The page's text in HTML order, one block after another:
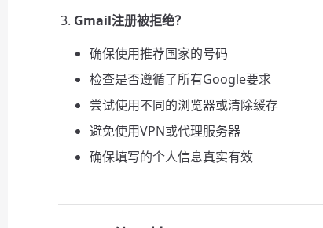
Gmail注册被拒绝？
确保使用推荐国家的号码
检查是否遵循了所有Google要求
尝试使用不同的浏览器或清除缓存
避免使用VPN或代理服务器
确保填写的个人信息真实有效